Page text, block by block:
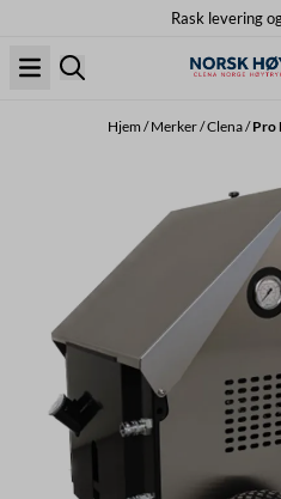
Rask levering
Hjem /Merker/Clena/Pro